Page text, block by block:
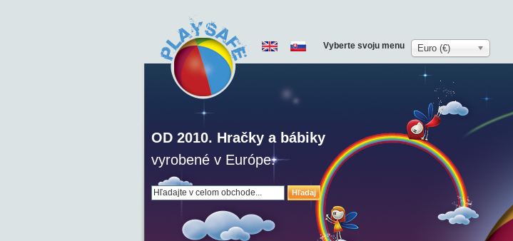
Hľadaj
OD 2010. Hračky a bábiky
vyrobené v Európe.
Vyberte svoju menu Euro (€)